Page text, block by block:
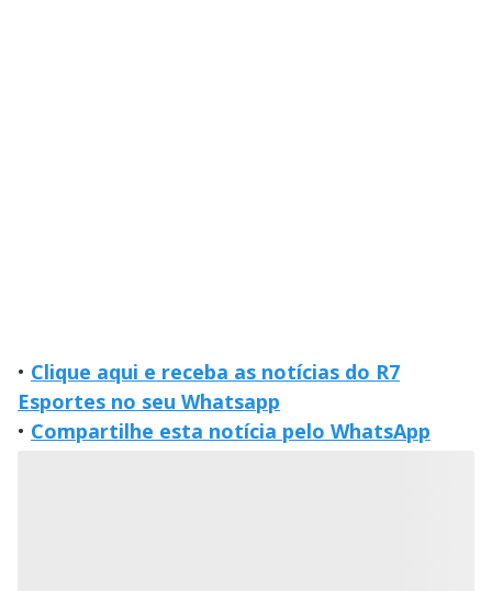
• Clique aqui e receba as notícias do R7
Esportes no seu Whatsapp
• Compartilhe esta notícia pelo WhatsApp